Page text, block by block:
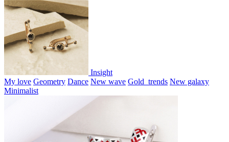
Insight
My love Geometry Dance New wave Gold_trends New galaxy
Minimalist